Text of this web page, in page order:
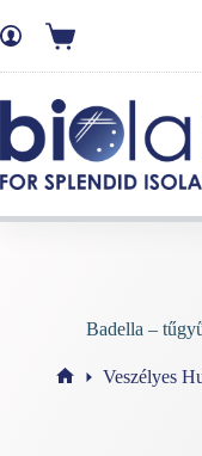
Badella –
Veszélyes